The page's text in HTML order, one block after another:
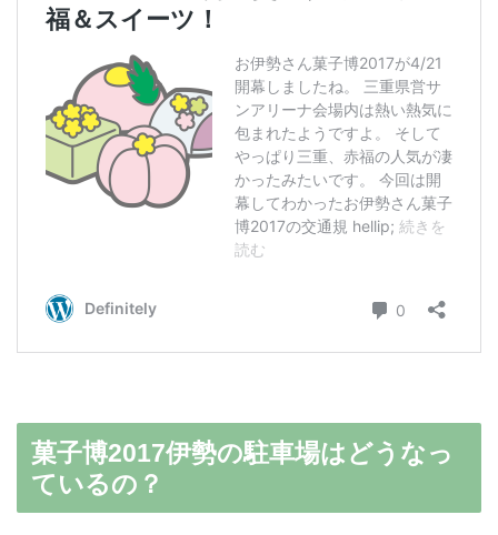
菓子博2017伊勢の駐車場はどうなっ
ているの？